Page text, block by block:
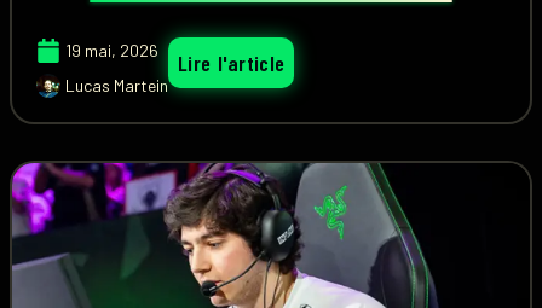
19 mai, 2026
Lucas Martein
Lire l'article